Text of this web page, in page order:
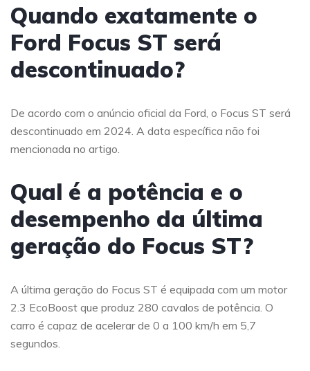
Quando exatamente o
Ford Focus ST será
descontinuado?
De acordo com o anúncio oficial da Ford, o Focus ST será
descontinuado em 2024. A data específica não foi
mencionada no artigo.
Qual é a potência e o
desempenho da última
geração do Focus ST?
A última geração do Focus ST é equipada com um motor
2.3 EcoBoost que produz 280 cavalos de potência. O
carro é capaz de acelerar de 0 a 100 km/h em 5,7
segundos.